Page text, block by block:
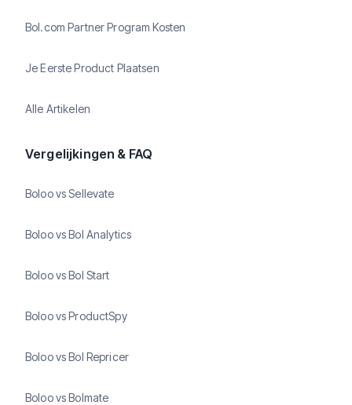
Bol.com Partner Program Kosten
Je Eerste Product Plaatsen
Alle Artikelen
Vergelijkingen & FAQ
Boloo vs Sellevate
Boloo vs Bol Analytics
Boloo vs Bol Start
Boloo vs ProductSpy
Boloo vs Bol Repricer
Boloo vs Bolmate